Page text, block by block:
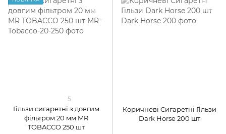
5
Гільзи сигаретні з довгим
фільтром 20 мм MR
TOBACCO 250 шт
Коричневі Сигаретні Гільзи
Dark Horse 200 шт